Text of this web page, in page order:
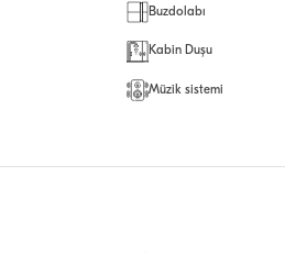
Buzdolabı
Kabin Duşu
Müzik sistemi